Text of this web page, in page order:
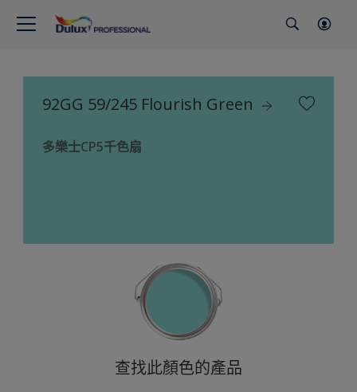
92GG 59/245 Flourish Green
多樂士CP5千色扇
查找此顏色的產品